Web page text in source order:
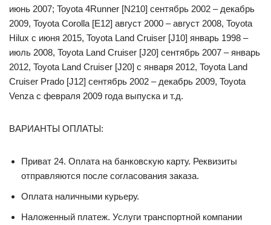
июнь 2007; Toyota 4Runner [N210] сентябрь 2002 – декабрь
2009, Toyota Corolla [E12] август 2000 – август 2008, Toyota
Hilux с июня 2015, Toyota Land Cruiser [J10] январь 1998 –
июль 2008, Toyota Land Cruiser [J20] сентябрь 2007 – январь
2012, Toyota Land Cruiser [J20] с января 2012, Toyota Land
Cruiser Prado [J12] сентябрь 2002 – декабрь 2009, Toyota
Venza с февраля 2009 года выпуска и т.д.
ВАРИАНТЫ ОПЛАТЫ:
Приват 24. Оплата на банковскую карту. Реквизиты
отправляются после согласования заказа.
Оплата наличными курьеру.
Наложенный платеж. Услуги транспортной компании